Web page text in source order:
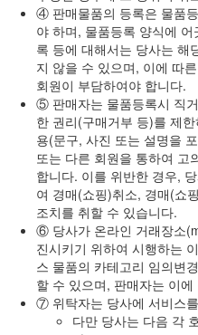
④ 판매물품의 등록은 물품
야 하며, 물품등록 양식에
록 등에 대해서는 당사는 해
지 않을 수 있으며, 이에 따
회원이 부담하여야 합니다.
⑤ 판매자는 물품등록시 직
한 권리(구매거부 등)를 제
용(문구, 사진 또는 설명을
또는 다른 회원을 통하여 고
합니다. 이를 위반한 경우,
여 경매(쇼핑)취소, 경매(쇼
조치를 취할 수 있습니다.
⑥ 당사가 온라인 거래장소
진시키기 위하여 시행하는
스 물품의 카테고리 임의변
할 수 있으며, 판매자는 이
⑦ 위탁자는 당사에 서비스
다만 당사는 다음 각